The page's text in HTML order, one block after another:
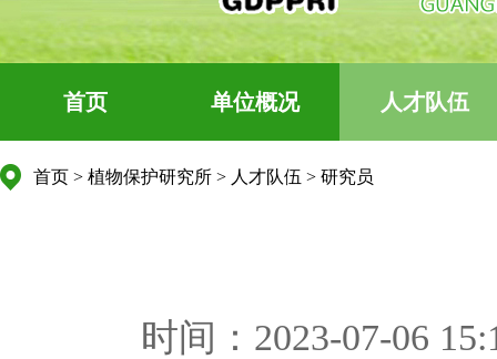
首页 单位概况 人才队伍
首页 > 植物保护研究所 > 人才队伍 > 研究员
时间：2023-07-06